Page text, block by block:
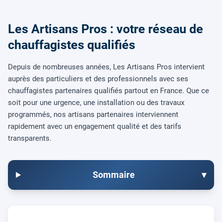
Les Artisans Pros : votre réseau de
chauffagistes qualifiés
Depuis de nombreuses années, Les Artisans Pros intervient
auprès des particuliers et des professionnels avec ses
chauffagistes partenaires qualifiés partout en France. Que ce
soit pour une urgence, une installation ou des travaux
programmés, nos artisans partenaires interviennent
rapidement avec un engagement qualité et des tarifs
transparents.
Sommaire ▾